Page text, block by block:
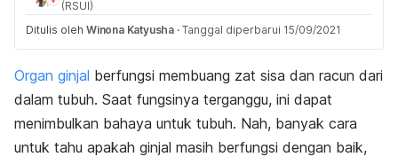
(RSUI)
Ditulis oleh Winona Katyusha · Tanggal diperbarui 15/09/2021
Organ ginjal berfungsi membuang zat sisa dan racun dari
dalam tubuh. Saat fungsinya terganggu, ini dapat
menimbulkan bahaya untuk tubuh. Nah, banyak cara
untuk tahu apakah ginjal masih berfungsi dengan baik,